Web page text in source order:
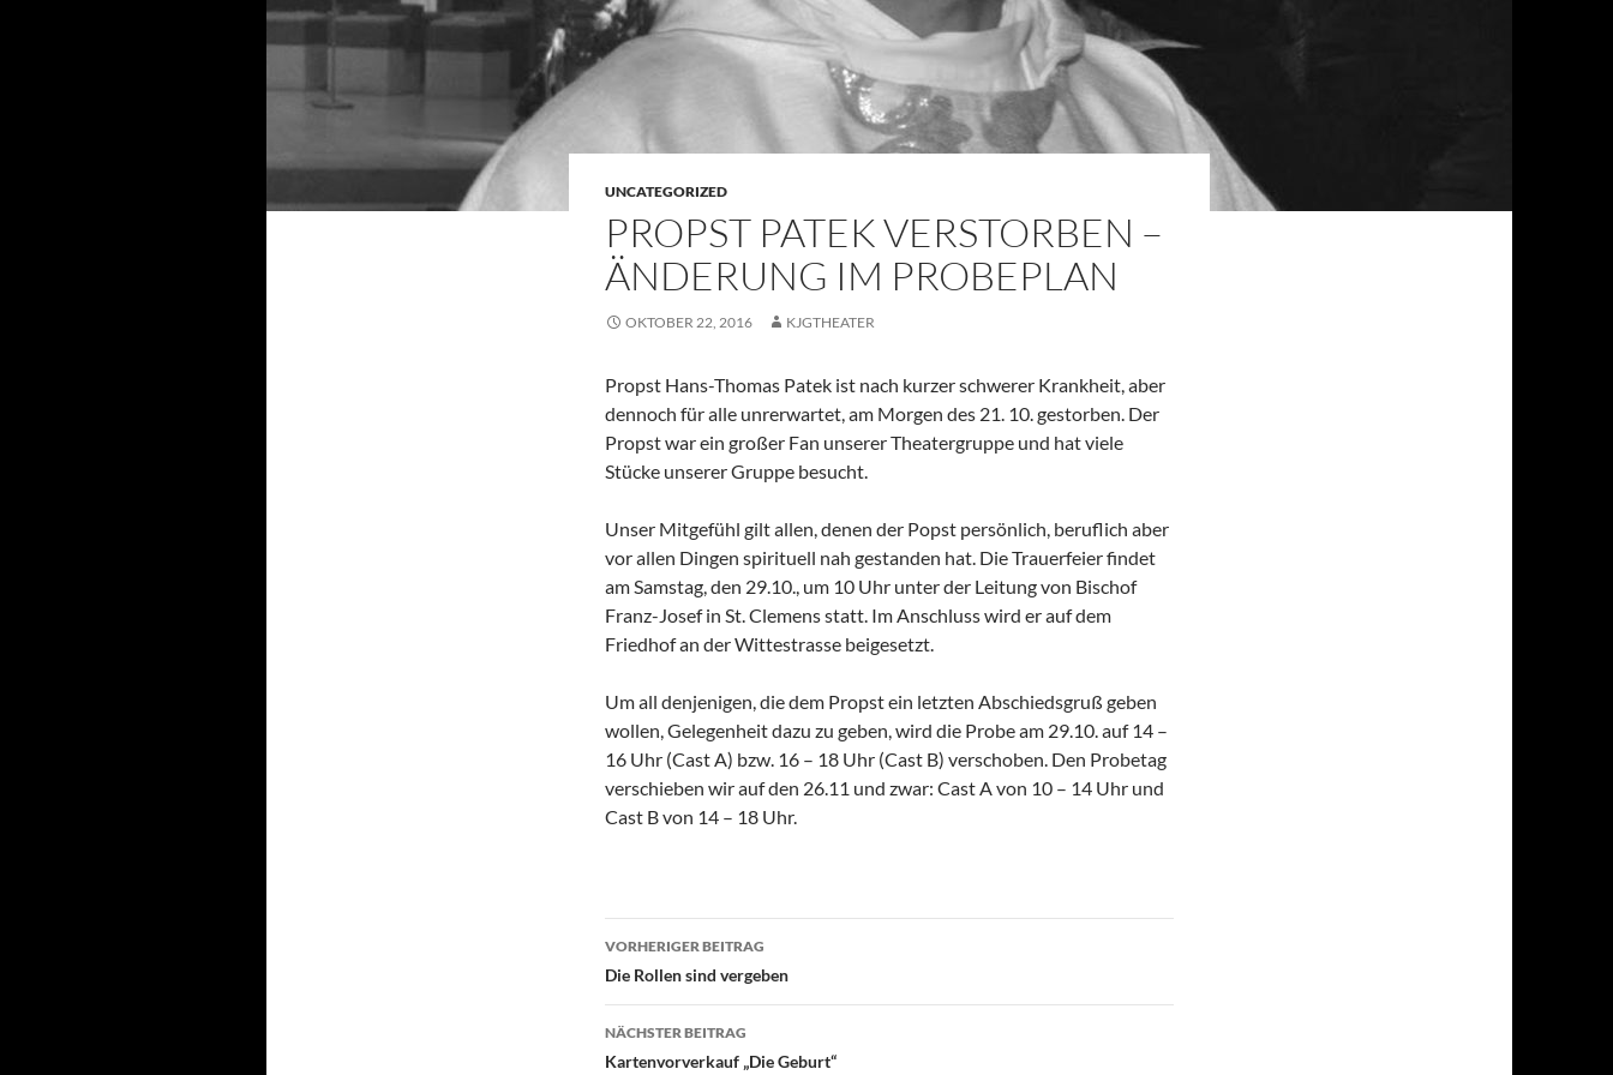
UNCATEGORIZED
PROPST PATEK VERSTORBEN –
ÄNDERUNG IM PROBEPLAN
OKTOBER 22, 2016 KJGTHEATER
Propst Hans-Thomas Patek ist nach kurzer schwerer Krankheit, aber
dennoch für alle unrerwartet, am Morgen des 21. 10. gestorben. Der
Propst war ein großer Fan unserer Theatergruppe und hat viele
Stücke unserer Gruppe besucht.
Unser Mitgefühl gilt allen, denen der Popst persönlich, beruflich aber
vor allen Dingen spirituell nah gestanden hat. Die Trauerfeier findet
am Samstag, den 29.10., um 10 Uhr unter der Leitung von Bischof
Franz-Josef in St. Clemens statt. Im Anschluss wird er auf dem
Friedhof an der Wittestrasse beigesetzt.
Um all denjenigen, die dem Propst ein letzten Abschiedsgruß geben
wollen, Gelegenheit dazu zu geben, wird die Probe am 29.10. auf 14 –
16 Uhr (Cast A) bzw. 16 – 18 Uhr (Cast B) verschoben. Den Probetag
verschieben wir auf den 26.11 und zwar: Cast A von 10 – 14 Uhr und
Cast B von 14 – 18 Uhr.
Beitragsnavigation
VORHERIGER BEITRAG
Die Rollen sind vergeben
NÄCHSTER BEITRAG
Kartenvorverkauf „Die Geburt“